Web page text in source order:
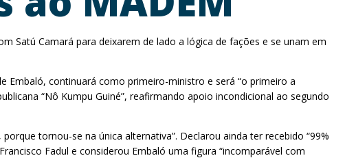
Satú Camará para deixarem de lado a lógica de fações e se unam em
Embaló, continuará como primeiro-ministro e será “o primeiro a
“Nô Kumpu Guiné”, reafirmando apoio incondicional ao segundo
tornou-se na única alternativa”. Declarou ainda ter recebido “99%
Fadul e considerou Embaló uma figura “incomparável com